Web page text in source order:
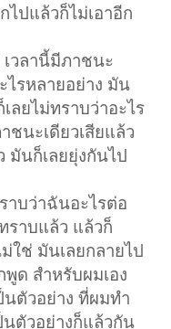
ไปแล้วก็ไม่เอาอีก
วลานี้มีภาชนะ
ไรหลายอย่าง มัน
ลยไม่ทราบว่าอะไร
ชนะเดียวเสียแล้ว
มันก็เลยยุ่งกันไป
าบว่าฉันอะไรต่อ
ราบแล้ว แล้วก็
ใช่ มันเลยกลายไป
พูด สำหรับผมเอง
นตัวอย่าง ที่ผมทำ
นตัวอย่างก็แล้วกัน